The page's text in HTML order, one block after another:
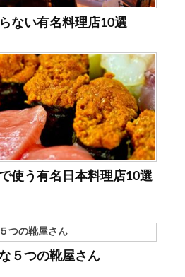
ない有名料理店10選
使う有名日本料理店10選
５つの靴屋さん